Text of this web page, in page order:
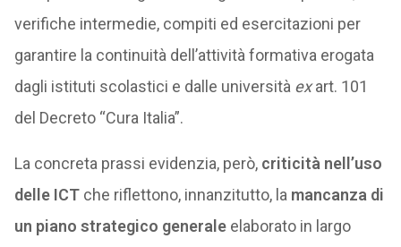
verifiche intermedie, compiti ed esercitazioni per
garantire la continuità dell’attività formativa erogata
dagli istituti scolastici e dalle università exart. 101
del Decreto “Cura Italia”.
La concreta prassi evidenzia, però, criticità nell’uso
delle ICTche riflettono, innanzitutto, la mancanza di
un piano strategico generaleelaborato in largo